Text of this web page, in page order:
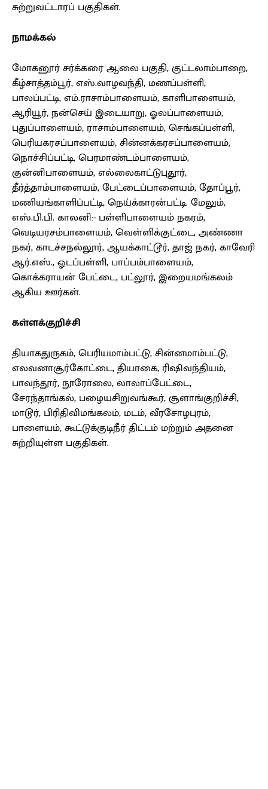
சுற்றுவட்டாரப் பகுதிகள்.
நாமக்கல்
மோகனூர் சர்க்கரை ஆலை பகுதி, குட்டலாம்பாறை,
கீழ்சாத்தம்பூர், எஸ்.வாழவந்தி, மணப்பள்ளி,
பாலப்பட்டி, எம்.ராசாம்பாளையம், காளிபாளையம்,
ஆரியூர், நன்செய் இடையாறு, ஓலப்பாளையம்,
புதுப்பாளையம், ராசாம்பாளையம், செங்கப்பள்ளி,
பெரியகரசப்பாளையம், சின்னக்கரசப்பாளையம்,
நொச்சிப்பட்டி, பெரமாண்டம்பாளையம்,
குன்னிபாளையம், எல்லைகாட்டுபுதூர்,
தீர்த்தாம்பாளையம், பேட்டைப்பாளையம், தோப்பூர்,
மணியங்காளிப்பட்டி, நெய்க்காரன்பட்டி. மேலும்,
எஸ்.பி.பி. காலனி:- பள்ளிபாளையம் நகரம்,
வெடியரசம்பாளையம், வெள்ளிக்குட்டை, அண்ணா
நகர், காடச்சநல்லூர், ஆயக்காட்டூர், தாஜ் நகர், காவேரி
ஆர்.எஸ்., ஓடப்பள்ளி, பாப்பம்பாளையம்,
கொக்கராயன் பேட்டை, பட்லூர், இறையமங்கலம்
ஆகிய ஊர்கள்.
கள்ளக்குறிச்சி
தியாகதுருகம், பெரியமாம்பட்டு, சின்னமாம்பட்டு,
எலவனாசூர்கோட்டை, தியாகை, ரிஷிவந்தியம்,
பாவந்தூர், நூரோலை, லாலாப்பேட்டை,
சேரந்தாங்கல், பழையசிறுவங்கூர், சூளாங்குறிச்சி,
மாடூர், பிரிதிவிமங்கலம், மடம், வீரசோழபுரம்,
பாளையம், கூட்டுக்குடிநீர் திட்டம் மற்றும் அதனை
சுற்றியுள்ள பகுதிகள்.